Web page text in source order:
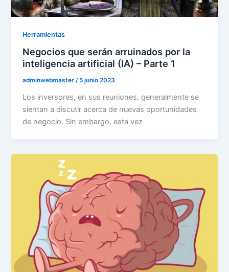
Herramientas
Negocios que serán arruinados por la
inteligencia artificial (IA) – Parte 1
adminwebmaster/ 5 junio 2023
Los inversores, en sus reuniones, generalmente se
sientan a discutir acerca de nuevas oportunidades
de negocio. Sin embargo, esta vez